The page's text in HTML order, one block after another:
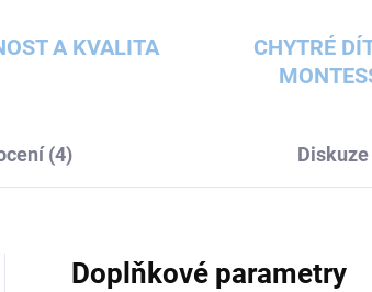
A KVALITA
CHYTRÉ
(4) Diskuze
Doplňkové parametry